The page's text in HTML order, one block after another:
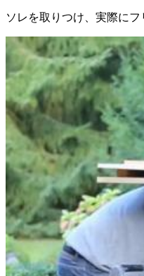
ソレを取りつけ、実際にフ